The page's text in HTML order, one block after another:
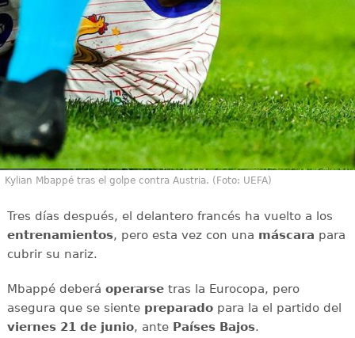
Kylian Mbappé tras el golpe contra Austria. (Foto: UEFA)
Tres días después, el delantero francés ha vuelto a los
entrenamientos, pero esta vez con una máscara para
cubrir su nariz.
Mbappé deberá operarsetras la Eurocopa, pero
asegura que se siente preparadopara la el partido del
viernes 21 de junio, ante Países Bajos.